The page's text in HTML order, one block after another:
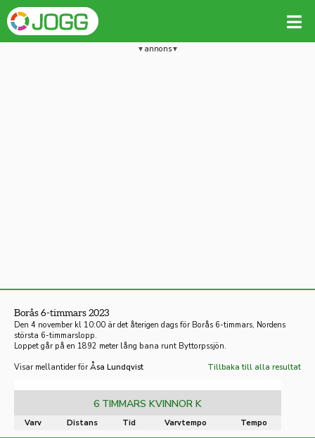
annons
Borås 6-timmars 2023
Den 4 november kl 10:00 är det återigen dags för Borås 6-timmars, Nordens
största 6-timmarslopp.
Loppet går på en 1892 meter lång bana runt Byttorpssjön.
Visar mellantider för Åsa Lundqvist Tillbaka till alla resultat
6 TIMMARS KVINNOR K
Varv Distans Tid Varvtempo Tempo